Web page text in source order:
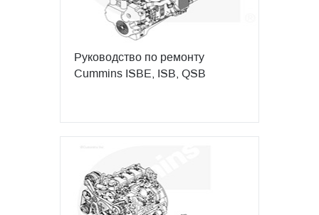
Руководство по ремонту
Cummins ISBE, ISB, QSB